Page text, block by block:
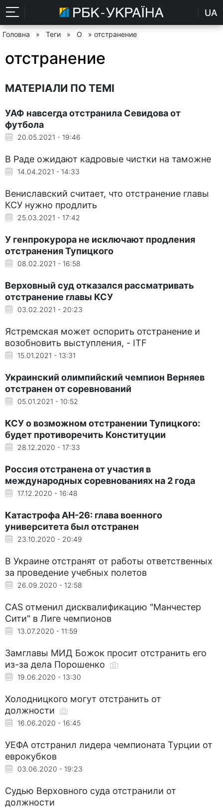
UA
Головна » Теги » О » отстранение
отстранение
МАТЕРІАЛИ ПО ТЕМІ
УАФ навсегда отстранила Севидова от
футбола
20.05.2021 - 19:46
В Раде ожидают кадровые чистки на таможне
14.04.2021 - 14:33
Вениславский считает, что отстранение главы
КСУ нужно продлить
25.03.2021 - 17:42
У генпрокурора не исключают продления
отстранения Тупицкого
08.02.2021 - 16:58
Верховный суд отказался рассматривать
отстранение главы КСУ
03.02.2021 - 20:23
Ястремская может оспорить отстранение и
возобновить выступления, - ITF
15.01.2021 - 13:31
Украинский олимпийский чемпион Верняев
отстранен от соревнований
05.01.2021 - 10:52
КСУ о возможном отстранении Тупицкого:
будет противоречить Конституции
28.12.2020 - 17:33
Россия отстранена от участия в
международных соревнованиях на 2 года
17.12.2020 - 16:48
Катастрофа АН-26: глава военного
университета был отстранен
23.10.2020 - 20:49
В Украине отстранят от работы ответственных
за проведение учебных полетов
26.09.2020 - 12:58
CAS отменил дисквалификацию "Манчестер
Сити" в Лиге чемпионов
13.07.2020 - 11:59
Замглавы МИД Божок просит отстранить его
из-за дела Порошенко
19.06.2020 - 13:30
Холодницкого могут отстранить от
должности
16.06.2020 - 16:45
УЕФА отстранил лидера чемпионата Турции от
еврокубков
03.06.2020 - 19:23
Судью Верховного суда отстранили от
должности